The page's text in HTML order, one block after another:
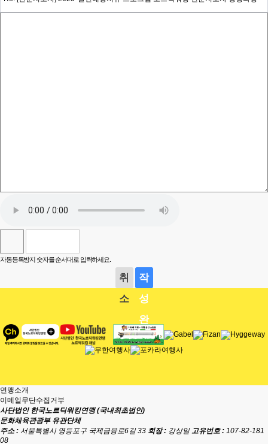
자동등록방지 숫자를 순서대로 입력하세요.
취
소
작
성
완
료
연맹소개
이메일무단수집거부
사단법인 한국노르딕워킹연맹 (국내최초법인)
문화체육관광부 유관단체
주소 : 서울특별시 영등포구 국제금융로6길 33 회장 : 강상일 고유번호 : 107-82-181
08